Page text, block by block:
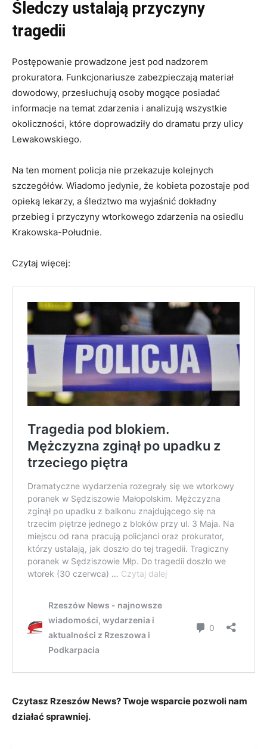
Śledczy ustalają przyczyny
tragedii
Postępowanie prowadzone jest pod nadzorem
prokuratora. Funkcjonariusze zabezpieczają materiał
dowodowy, przesłuchują osoby mogące posiadać
informacje na temat zdarzenia i analizują wszystkie
okoliczności, które doprowadziły do dramatu przy ulicy
Lewakowskiego.
Na ten moment policja nie przekazuje kolejnych
szczegółów. Wiadomo jedynie, że kobieta pozostaje pod
opieką lekarzy, a śledztwo ma wyjaśnić dokładny
przebieg i przyczyny wtorkowego zdarzenia na osiedlu
Krakowska-Południe.
Czytaj więcej:
Czytasz Rzeszów News? Twoje wsparcie pozwoli nam
działać sprawniej.